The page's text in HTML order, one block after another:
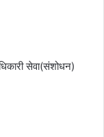
सेवा(संशोधन)